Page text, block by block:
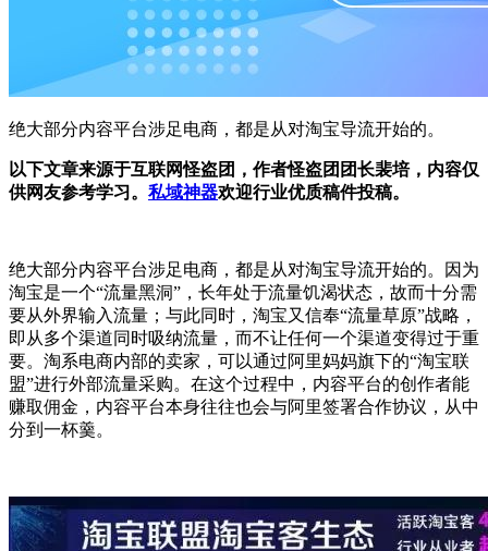
绝大部分内容平台涉足电商，都是从对淘宝导流开始的。
以下文章来源于互联网怪盗团，作者怪盗团团长裴培，内容仅
供网友参考学习。 私域神器欢迎行业优质稿件投稿。
绝大部分内容平台涉足电商，都是从对淘宝导流开始的。因为
淘宝是一个“流量黑洞”，长年处于流量饥渴状态，故而十分需
要从外界输入流量；与此同时，淘宝又信奉“流量草原”战略，
即从多个渠道同时吸纳流量，而不让任何一个渠道变得过于重
要。淘系电商内部的卖家，可以通过阿里妈妈旗下的“淘宝联
盟”进行外部流量采购。在这个过程中，内容平台的创作者能
赚取佣金，内容平台本身往往也会与阿里签署合作协议，从中
分到一杯羹。